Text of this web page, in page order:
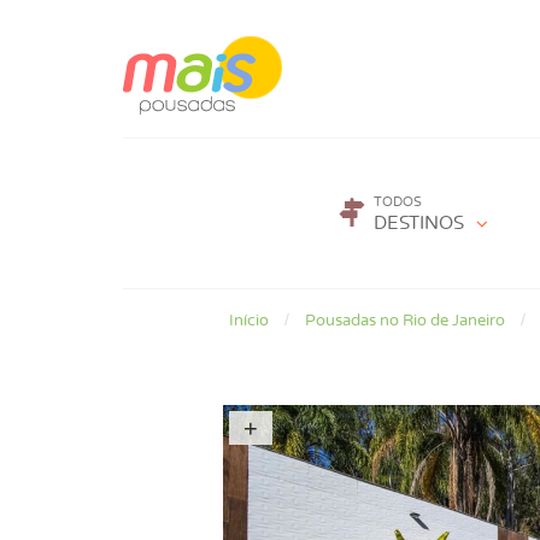
TODOS
DESTINOS
Início Pousadas no Rio de Janeiro